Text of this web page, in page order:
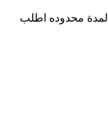
لمدة محدوده اطلب